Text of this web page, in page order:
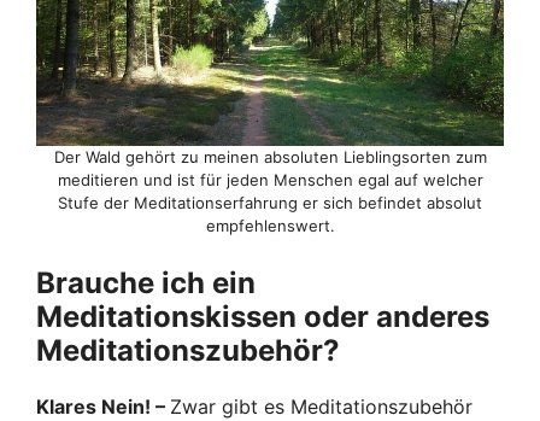
Der Wald gehört zu meinen absoluten Lieblingsorten zum
meditieren und ist für jeden Menschen egal auf welcher
Stufe der Meditationserfahrung er sich befindet absolut
empfehlenswert.
Brauche ich ein
Meditationskissen oder anderes
Meditationszubehör?
Klares Nein! – Zwar gibt es Meditationszubehör